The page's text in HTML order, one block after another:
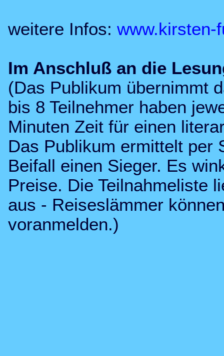
weitere Infos: www.kirsten-
Im Anschluß an die
(Das Publikum übernimmt
bis 8 Teilnehmer haben
Minuten Zeit für einen
Das Publikum ermittelt per
Beifall einen Sieger. Es
Preise. Die Teilnahmeliste
aus - Reiseslämmer
voranmelden.)